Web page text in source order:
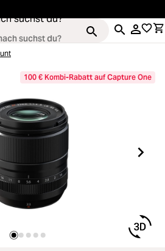
suchst du?
100 € Kombi-Rabatt auf Capture One